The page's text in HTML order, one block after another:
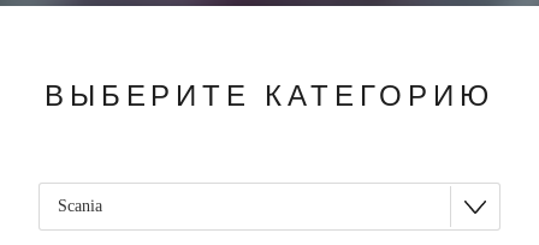
ВЫБЕРИТЕ КАТЕГОРИЮ